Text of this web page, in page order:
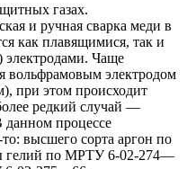
газах.
и ручная сварка меди в
как плавящимися, так и
Чаще
вольфрамовым электродом
при этом происходит
редкий случай —
данном процессе
высшего сорта аргон по
гелий по МРТУ 6-02-274—